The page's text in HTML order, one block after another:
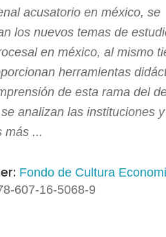
acusatorio en méxico, se
los nuevos temas de
en méxico, al mismo
herramientas
de esta rama del
analizan las instituciones
más ...
Fondo de Cultura
607-16-5068-9